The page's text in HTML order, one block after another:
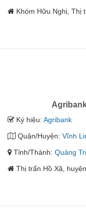
Khóm Hữu Nghị, Thị
Ký hiệu: Agribank
Quận/Huyện: Vĩnh
Tỉnh/Thành: Quảng Trị
Thị trấn Hồ Xã,